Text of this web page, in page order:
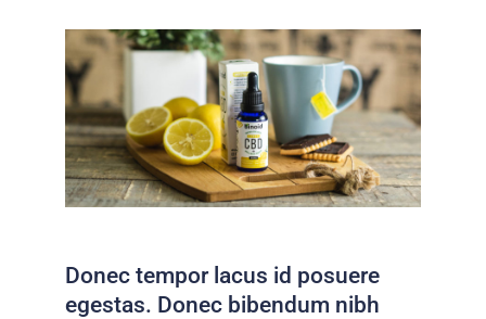
Donec tempor lacus id posuere
egestas. Donec bibendum nibh